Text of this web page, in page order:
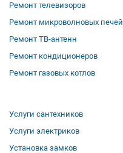
Ремонт телевизоров
Ремонт микроволновых печей
Ремонт ТВ-антенн
Ремонт кондиционеров
Ремонт газовых котлов
Услуги сантехников
Услуги электриков
Установка замков